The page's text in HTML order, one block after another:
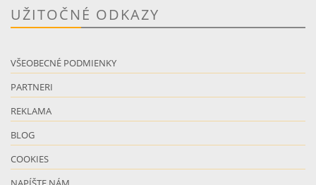
UŽITOČNÉ ODKAZY
VŠEOBECNÉ PODMIENKY
PARTNERI
REKLAMA
BLOG
COOKIES